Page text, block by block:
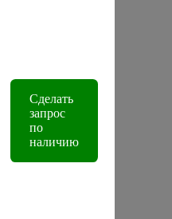
Сделать
запрос
по
наличию